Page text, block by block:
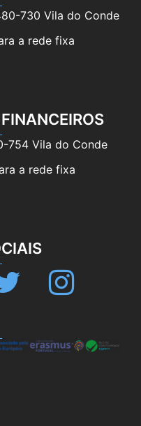
730 Vila do Conde
a rede fixa
754 Vila do Conde
a rede fixa
Twitter Instagram